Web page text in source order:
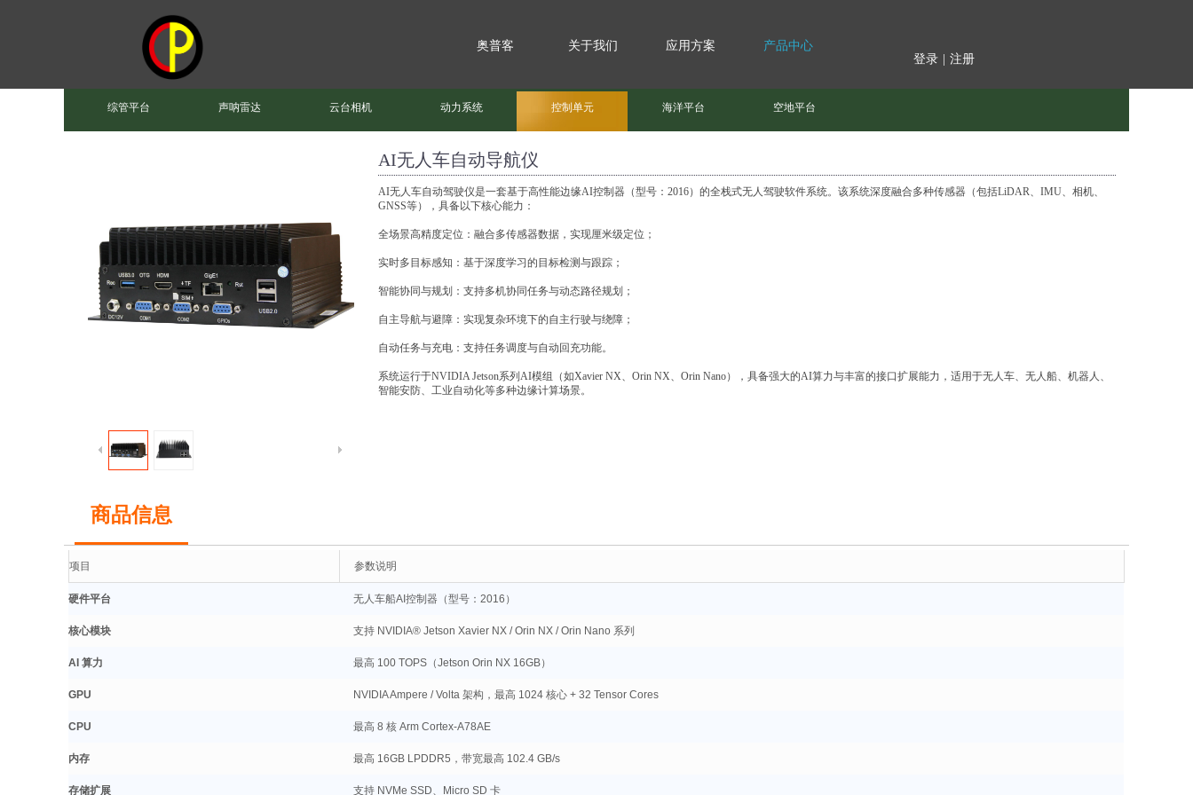
综管平台 声呐雷达 云台相机 动力系统 控制单元 海洋平台 空地平台
AI无人车自动导航仪
AI无人车自动驾驶仪是一套基于高性能边缘AI控制器（型号：2016）的全栈式无人驾驶软件系统。该系统深度融合多种传感器（包括LiDAR、IMU、相机、
GNSS等），具备以下核心能力：
全场景高精度定位：融合多传感器数据，实现厘米级定位；
实时多目标感知：基于深度学习的目标检测与跟踪；
智能协同与规划：支持多机协同任务与动态路径规划；
自主导航与避障：实现复杂环境下的自主行驶与绕障；
自动任务与充电：支持任务调度与自动回充功能。
系统运行于NVIDIA Jetson系列AI模组（如Xavier NX、Orin NX、Orin Nano），具备强大的AI算力与丰富的接口扩展能力，适用于无人车、无人船、机器人、
智能安防、工业自动化等多种边缘计算场景。
商品信息
项目 参数说明
硬件平台 无人车船AI控制器（型号：2016）
核心模块 支持 NVIDIA® Jetson Xavier NX / Orin NX / Orin Nano 系列
AI 算力 最高 100 TOPS（Jetson Orin NX 16GB）
GPU NVIDIA Ampere / Volta 架构，最高 1024 核心 + 32 Tensor Cores
CPU 最高 8 核 Arm Cortex-A78AE
内存 最高 16GB LPDDR5，带宽最高 102.4 GB/s
存储扩展 支持 NVMe SSD、Micro SD 卡
登录 注册
奥普客 关于我们 应用方案 产品中心